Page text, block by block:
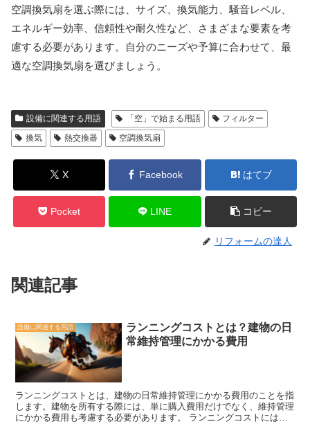
空調換気扇を選ぶ際には、サイズ、換気能力、騒音レベル、
エネルギー効率、信頼性や耐久性など、さまざまな要素を考
慮する必要があります。自分のニーズや予算に合わせて、最
適な空調換気扇を選びましょう。
設備に関連する用語 「空」で始まる用語
フィルター
換気
熱交換器 空調換気扇
X Facebook はてブ
Pocket LINE コピー
リフォームの達人
関連記事
設備に関連する用語
ランニングコストとは？建物の日
常維持管理にかかる費用
ランニングコストとは、建物の日常維持管理にかかる費用のことを指
します。建物を所有する際には、単に購入費用だけでなく、維持管理
にかかる費用も考慮する必要があります。 ランニングコストには、